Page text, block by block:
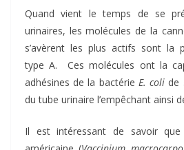
Quand vient le temps de se
urinaires, les molécules de la
s’avèrent les plus actifs sont la
type A. Ces molécules ont la
adhésines de la bactérie E. coli de
du tube urinaire l’empêchant ainsi
Il est intéressant de savoir que